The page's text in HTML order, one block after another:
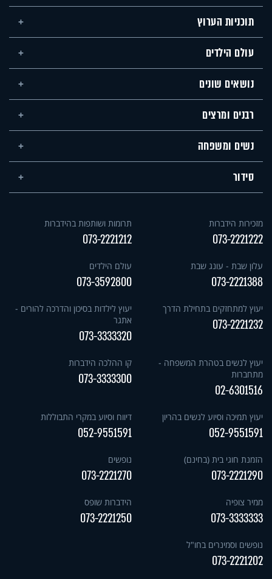
תוכניות הערוץ
עולם הילדים
נושאים שונים
רבנים ומרצים
נשים ומשפחה
סידור
מזכירות הידברות
073-2221222
תרומות ושותפות בהידברות
073-2221212
עלון שבת - עונג שבת
073-2221388
עולם הילדים
073-3592800
יעוץ למתחזקים בתחילת הדרך
073-2221232
יעוץ לילדות בסיכון והדרכה להורים -
אתגר
073-3333320
יעוץ לנשים בטהרת המשפחה -
מתחברות
02-6301516
קו ההלכה הידברות
073-3333300
יעוץ תמיכה וסיוע לנשים בהריון
052-9551591
דיווח וסיוע במקרי התבוללות
052-9551591
הזמנת חוגי בית (בחינם)
073-2221290
נופשים
073-2221270
ממיר צופיה
073-3333333
הידברות שופס
073-2221250
נופשים וסמינרים בחו"ל
073-2221202